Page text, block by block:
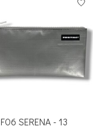
F06 SERENA - 13